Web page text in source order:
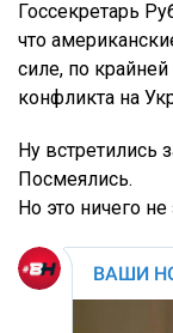
Госсекретарь
что
силе, по
конфликта на
Ну встретились
Посмеялись.
Но это ничего не